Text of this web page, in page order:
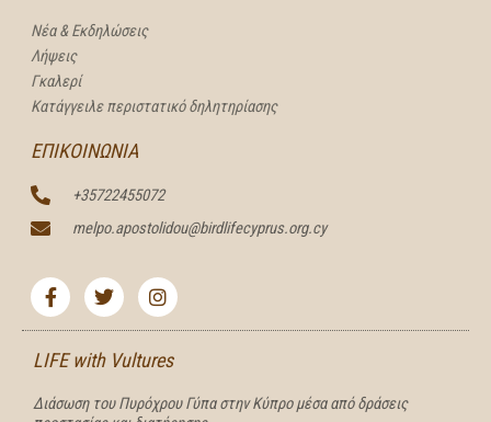
Νέα & Εκδηλώσεις
Λήψεις
Γκαλερί
Κατάγγειλε περιστατικό δηλητηρίασης
ΕΠΙΚΟΙΝΩΝΙΑ
+35722455072
melpo.apostolidou@birdlifecyprus.org.cy
a
c
e
b
o
k
w
i
t
e
n
s
t
g
a
LIFE with Vultures
Διάσωση του Πυρόχρου Γύπα στην Κύπρο μέσα από δράσεις